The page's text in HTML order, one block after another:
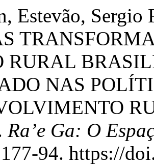
Estevão,
RURAL
NAS
Ra’e Ga: O
94. https://